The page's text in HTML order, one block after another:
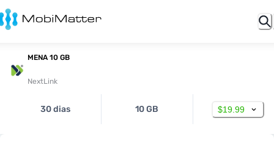
MENA 10 GB
NextLink
30 dias 10 GB $19.99